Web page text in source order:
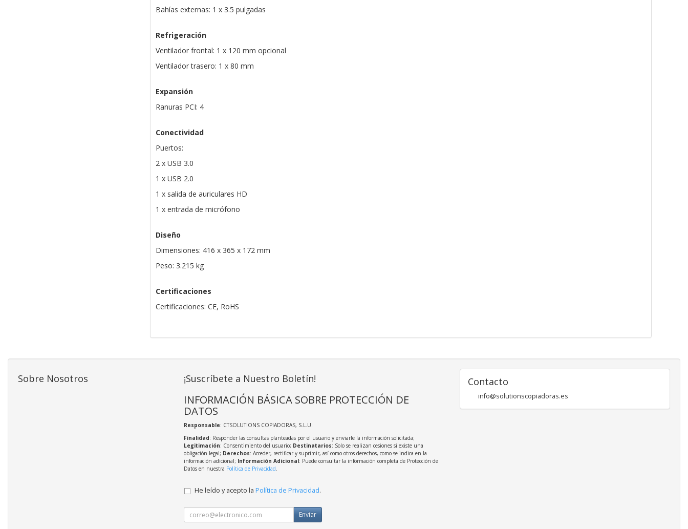
Bahías externas: 1 x 3.5 pulgadas
Refrigeración
Ventilador frontal: 1 x 120 mm opcional
Ventilador trasero: 1 x 80 mm
Expansión
Ranuras PCI: 4
Conectividad
Puertos:
2 x USB 3.0
1 x USB 2.0
1 x salida de auriculares HD
1 x entrada de micrófono
Diseño
Dimensiones: 416 x 365 x 172 mm
Peso: 3.215 kg
Certificaciones
Certificaciones: CE, RoHS
Sobre Nosotros ¡Suscríbete a Nuestro Boletín!
INFORMACIÓN BÁSICA SOBRE PROTECCIÓN DE
DATOS
Responsable: CTSOLUTIONS COPIADORAS, S.L.U.
Finalidad: Responder las consultas planteadas por el usuario y enviarle la información solicitada;
Legitimación: Consentimiento del usuario; Destinatarios: Solo se realizan cesiones si existe una
obligación legal; Derechos: Acceder, rectificar y suprimir, así como otros derechos, como se indica en la
información adicional; Información Adicional: Puede consultar la información completa de Protección de
Datos en nuestra Política de Privacidad.
He leído y acepto la Política de Privacidad.
Enviar
Contacto
info@solutionscopiadoras.es